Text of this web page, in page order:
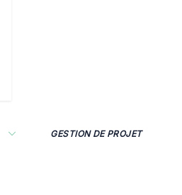
GESTION DE PROJET